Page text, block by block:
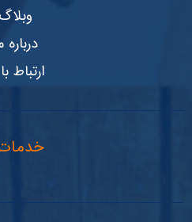
وبلاگ
درباره
ارتباط